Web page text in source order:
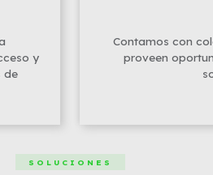
y
de
Contamos con
proveen
SOLUCIONES